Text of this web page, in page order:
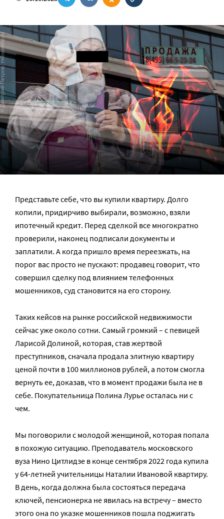
Представьте себе, что вы купили квартиру. Долго
копили, придирчиво выбирали, возможно, взяли
ипотечный кредит. Перед сделкой все многократно
проверили, наконец подписали документы и
заплатили. А когда пришло время переезжать, на
порог вас просто не пускают: продавец говорит, что
совершил сделку под влиянием телефонных
мошенников, суд становится на его сторону.
Таких кейсов на рынке российской недвижимости
сейчас уже около сотни. Самый громкий – с певицей
Ларисой Долиной, которая, став жертвой
преступников, сначала продала элитную квартиру
ценой почти в 100 миллионов рублей, а потом смогла
вернуть ее, доказав, что в момент продажи была не в
себе. Покупательница Полина Лурье осталась ни с
чем.
Мы поговорили с молодой женщиной, которая попала
в похожую ситуацию. Преподаватель московского
вуза Нино Цитлидзе в конце сентября 2022 года купила
у 64-летней учительницы Наталии Ивановой квартиру.
В день, когда должна была состояться передача
ключей, пенсионерка не явилась на встречу – вместо
этого она по указке мошенников пошла поджигать